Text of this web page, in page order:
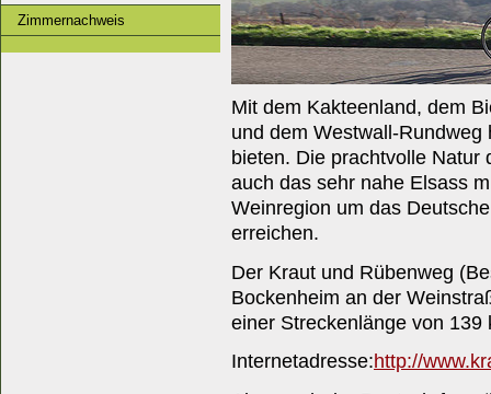
Zimmernachweis
Mit dem Kakteenland, dem
und dem Westwall-
bieten. Die prachtvolle Natur
auch das sehr nahe Elsass
Weinregion um das
erreichen.
Der Kraut und Rübenweg
Bockenheim an der
einer Streckenlänge von 139
Internetadresse:http://